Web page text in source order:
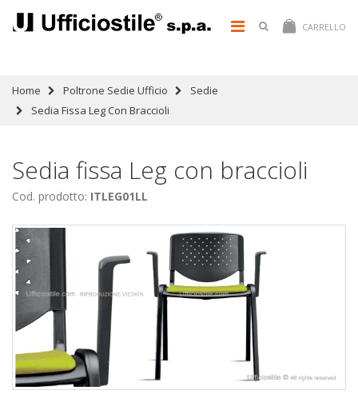
CARRELLO
Home Poltrone Sedie Ufficio
Sedie
Sedia Fissa Leg Con Braccioli
Sedia fissa Leg con braccioli
Cod. prodotto: ITLEG01LL